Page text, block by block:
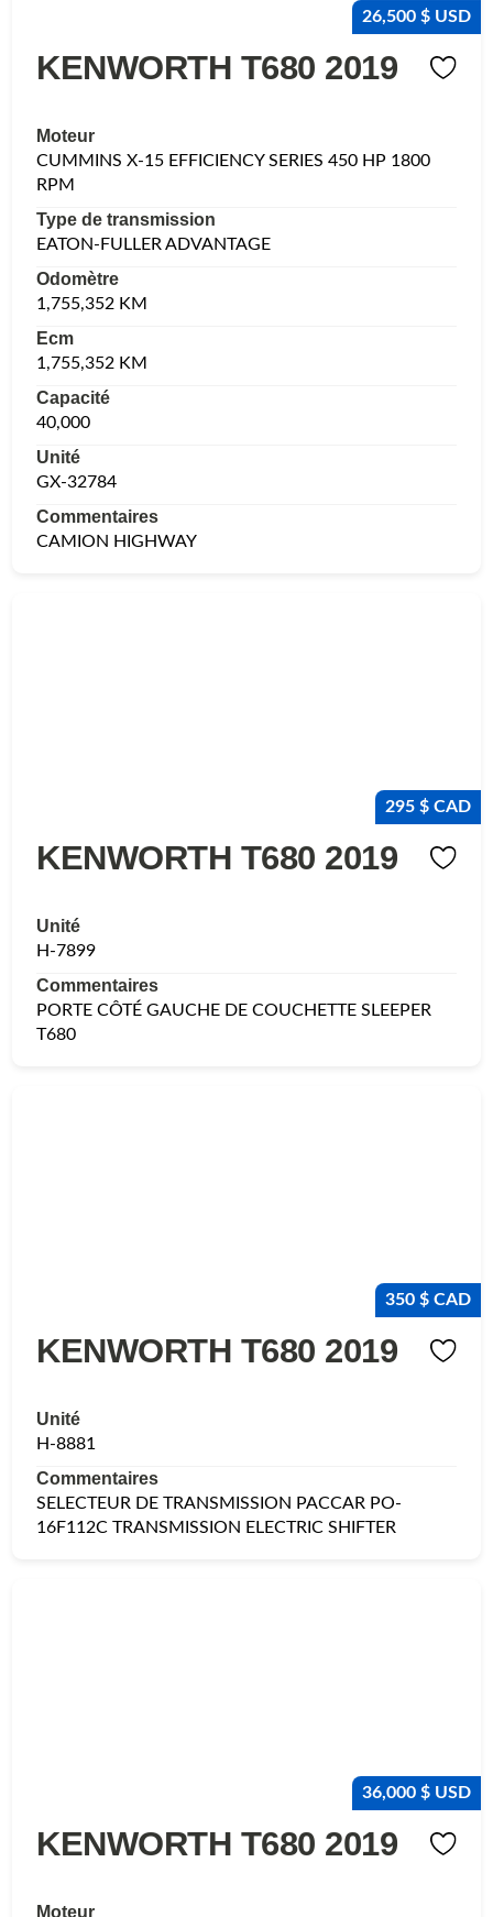
26,500 $ USD
KENWORTH T680 2019
Moteur
CUMMINS X-15 EFFICIENCY SERIES 450 HP 1800
RPM
Type de transmission
EATON-FULLER ADVANTAGE
Odomètre
1,755,352 KM
Ecm
1,755,352 KM
Capacité
40,000
Unité
GX-32784
Commentaires
CAMION HIGHWAY
295 $ CAD
KENWORTH T680 2019
Unité
H-7899
Commentaires
PORTE CÔTÉ GAUCHE DE COUCHETTE SLEEPER
T680
350 $ CAD
KENWORTH T680 2019
Unité
H-8881
Commentaires
SELECTEUR DE TRANSMISSION PACCAR PO-
16F112C TRANSMISSION ELECTRIC SHIFTER
36,000 $ USD
KENWORTH T680 2019
Moteur